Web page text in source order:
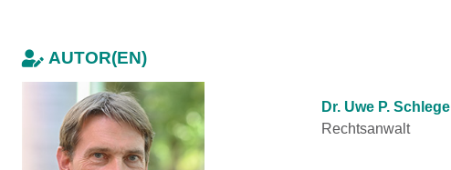
AUTOR(EN)
Dr. Uwe P. Schlegel
Rechtsanwalt